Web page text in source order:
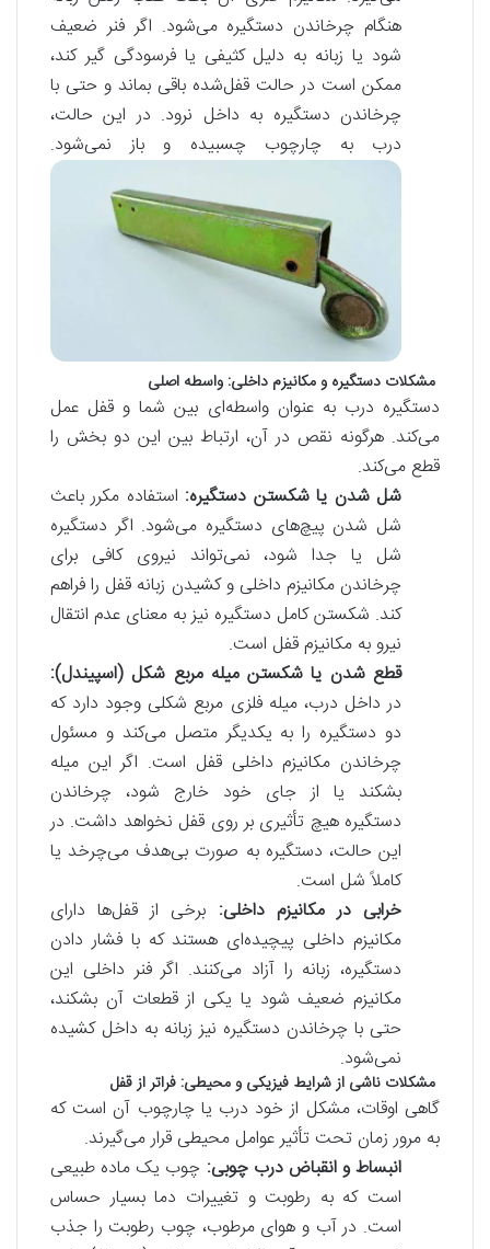
هنگام چرخاندن دستگیره می‌شود. اگر فنر ضعیف
شود یا زبانه به دلیل کثیفی یا فرسودگی گیر کند،
ممکن است در حالت قفل‌شده باقی بماند و حتی با
چرخاندن دستگیره به داخل نرود. در این حالت،
درب به چارچوب چسبیده و باز نمی‌شود.
مشکلات دستگیره و مکانیزم داخلی: واسطه اصلی
دستگیره درب به عنوان واسطه‌ای بین شما و قفل عمل
می‌کند. هرگونه نقص در آن، ارتباط بین این دو بخش را
قطع می‌کند.
شل شدن یا شکستن دستگیره: استفاده مکرر باعث
شل شدن پیچ‌های دستگیره می‌شود. اگر دستگیره
شل یا جدا شود، نمی‌تواند نیروی کافی برای
چرخاندن مکانیزم داخلی و کشیدن زبانه قفل را فراهم
کند. شکستن کامل دستگیره نیز به معنای عدم انتقال
نیرو به مکانیزم قفل است.
قطع شدن یا شکستن میله مربع شکل (اسپیندل):
در داخل درب، میله فلزی مربع شکلی وجود دارد که
دو دستگیره را به یکدیگر متصل می‌کند و مسئول
چرخاندن مکانیزم داخلی قفل است. اگر این میله
بشکند یا از جای خود خارج شود، چرخاندن
دستگیره هیچ تأثیری بر روی قفل نخواهد داشت. در
این حالت، دستگیره به صورت بی‌هدف می‌چرخد یا
کاملاً شل است.
خرابی در مکانیزم داخلی: برخی از قفل‌ها دارای
مکانیزم داخلی پیچیده‌ای هستند که با فشار دادن
دستگیره، زبانه را آزاد می‌کنند. اگر فنر داخلی این
مکانیزم ضعیف شود یا یکی از قطعات آن بشکند،
حتی با چرخاندن دستگیره نیز زبانه به داخل کشیده
نمی‌شود.
مشکلات ناشی از شرایط فیزیکی و محیطی: فراتر از قفل
گاهی اوقات، مشکل از خود درب یا چارچوب آن است که
به مرور زمان تحت تأثیر عوامل محیطی قرار می‌گیرند.
انبساط و انقباض درب چوبی: چوب یک ماده طبیعی
است که به رطوبت و تغییرات دما بسیار حساس
است. در آب و هوای مرطوب، چوب رطوبت را جذب